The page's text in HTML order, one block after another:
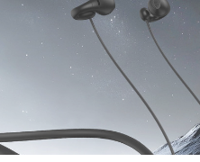
폰 추천, 편안한 착용감과 음질을 소개합니다.